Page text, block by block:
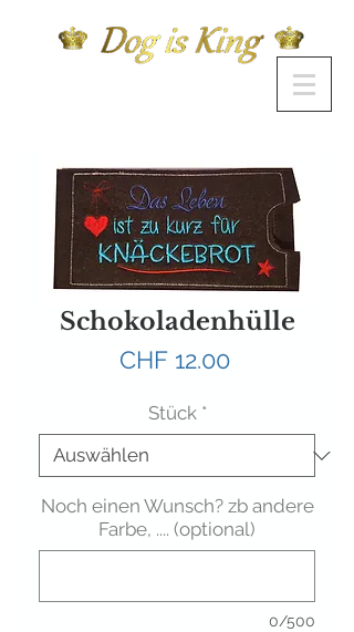
Schokoladenhülle
CHF 12.00Preis
Stück *
Noch einen Wunsch? zb andere
Farbe, .... (optional)
0/500